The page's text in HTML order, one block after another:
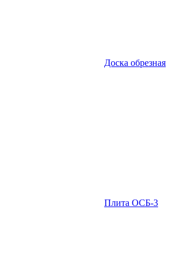
Доска обрезная
Плита ОСБ-3